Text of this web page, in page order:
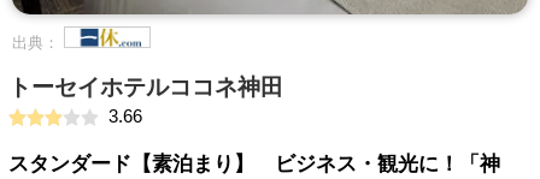
出典：
トーセイホテルココネ神田
3.66
スタンダード【素泊まり】 ビジネス・観光に！「神